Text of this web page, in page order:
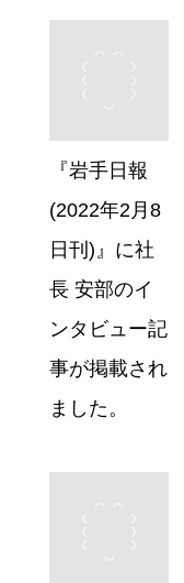
『岩手日報
(2022年2月8
日刊)』に社
長 安部のイ
ンタビュー記
事が掲載され
ました。